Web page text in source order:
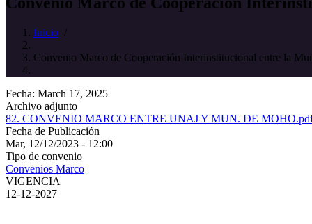
Inicio /
Convenio Marco de Cooperación Interinstitucional entre la
Fecha: March 17, 2025
Archivo adjunto
82. CONVENIO MARCO ENTRE UNAJ Y MUN. DE
Fecha de Publicación
Mar, 12/12/2023 - 12:00
Tipo de convenio
Convenios Marco
VIGENCIA
12-12-2027